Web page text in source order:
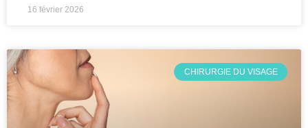
16 février 2026
CHIRURGIE DU VISAGE